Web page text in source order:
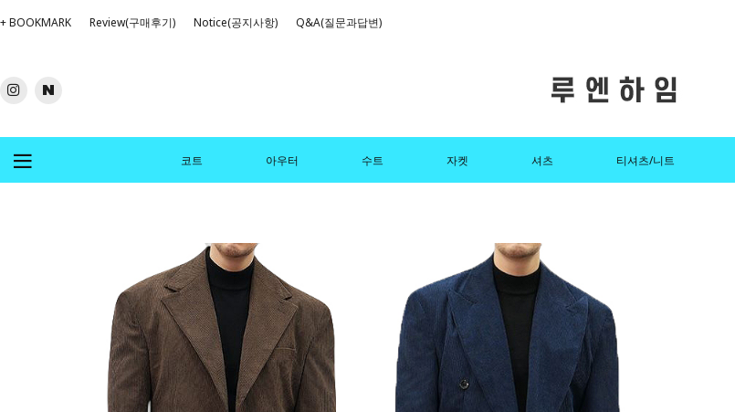
+ BOOKMARK Review(구매후기) Notice(공지사항) Q&A(질문과답변)
코트 아우터 수트 자켓 셔츠 티셔츠/니트